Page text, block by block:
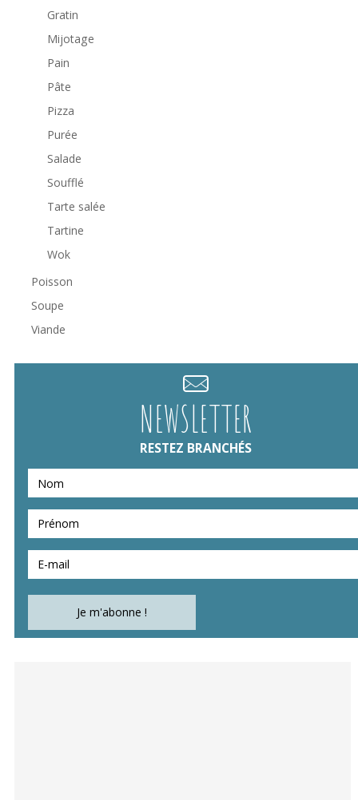
Gratin
Mijotage
Pain
Pâte
Pizza
Purée
Salade
Soufflé
Tarte salée
Tartine
Wok
Poisson
Soupe
Viande
NEWSLETTER
RESTEZ BRANCHÉS